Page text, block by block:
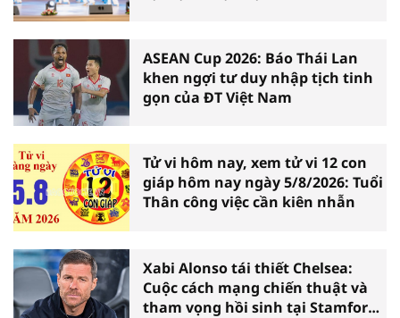
ASEAN Cup 2026: Báo Thái Lan
khen ngợi tư duy nhập tịch tinh
gọn của ĐT Việt Nam
Tử vi hôm nay, xem tử vi 12 con
giáp hôm nay ngày 5/8/2026: Tuổi
Thân công việc cần kiên nhẫn
Xabi Alonso tái thiết Chelsea:
Cuộc cách mạng chiến thuật và
tham vọng hồi sinh tại Stamford